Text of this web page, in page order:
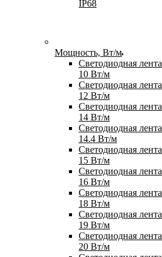
IP68
Мощность, Вт/м
Светодиодная лента
10 Вт/м
Светодиодная лента
12 Вт/м
Светодиодная лента
14 Вт/м
Светодиодная лента
14.4 Вт/м
Светодиодная лента
15 Вт/м
Светодиодная лента
16 Вт/м
Светодиодная лента
18 Вт/м
Светодиодная лента
19 Вт/м
Светодиодная лента
20 Вт/м